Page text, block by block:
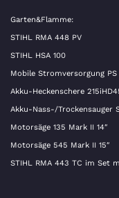
Garten&Flamme:
STIHL RMA 448 PV
STIHL HSA 100
Mobile Stromversorgung PS
Akku-Heckenschere
Akku-Nass-/Trockensauger
Motorsäge 135 Mark II 14″
Motorsäge 545 Mark II 15″
STIHL RMA 443 TC im Set